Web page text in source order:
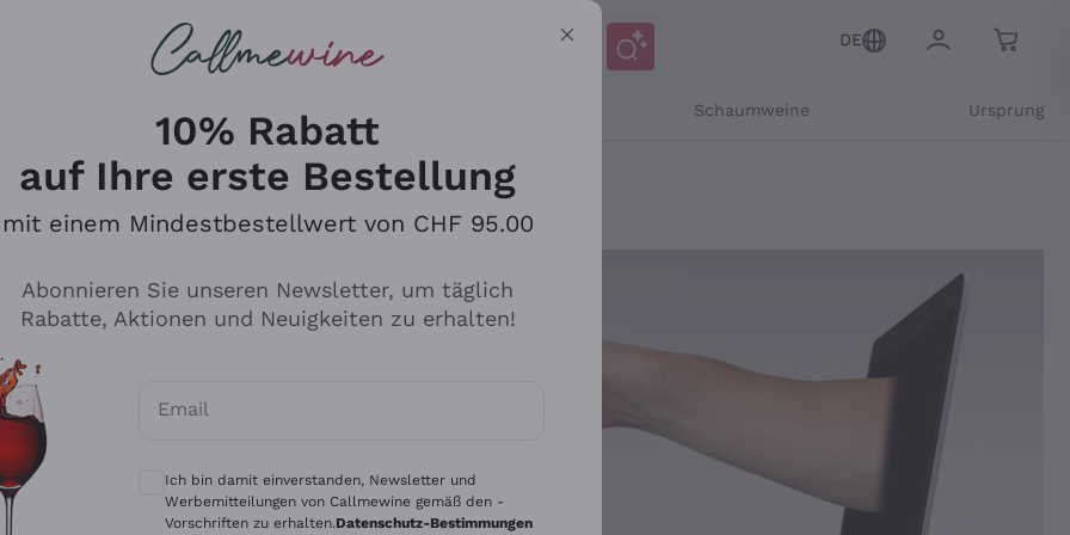
suchst
DE
Schaumweine Ursprung
10% Rabatt
auf Ihre erste Bestellung
mit einem Mindestbestellwert von CHF 95.00
Abonnieren Sie unseren Newsletter, um täglich
Rabatte, Aktionen und Neuigkeiten zu erhalten!
Email
Optionale Einwilligungen zum Erhalt von Mitteilungen und personalisierten Angeboten
Ich bin damit einverstanden, Newsletter und
Werbemitteilungen von Callmewine gemäß den -
Vorschriften zu erhalten.Datenschutz-Bestimmungen